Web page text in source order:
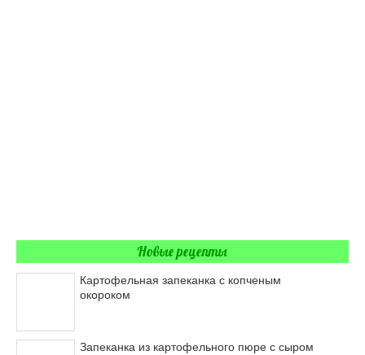
Новые рецепты
Картофельная запеканка с копченым
окороком
Запеканка из картофельного пюре с сыром